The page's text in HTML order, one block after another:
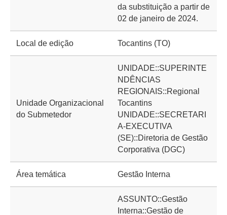
da substituição a partir de
02 de janeiro de 2024.
Local de edição Tocantins (TO)
Unidade Organizacional
do Submetedor
UNIDADE::SUPERINTE
NDÊNCIAS
REGIONAIS::Regional
Tocantins
UNIDADE::SECRETARI
A-EXECUTIVA
(SE)::Diretoria de Gestão
Corporativa (DGC)
Área temática Gestão Interna
ASSUNTO::Gestão
Interna::Gestão de